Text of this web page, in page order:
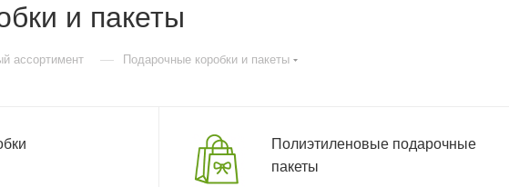
и пакеты
ассортимент — Подарочные коробки и пакеты
Полиэтиленовые подарочные
пакеты